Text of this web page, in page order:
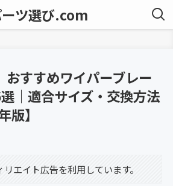
ツ選び.com
おすすめワイパーブレー
｜適合サイズ・交換方法
版】
エイト広告を利用しています。